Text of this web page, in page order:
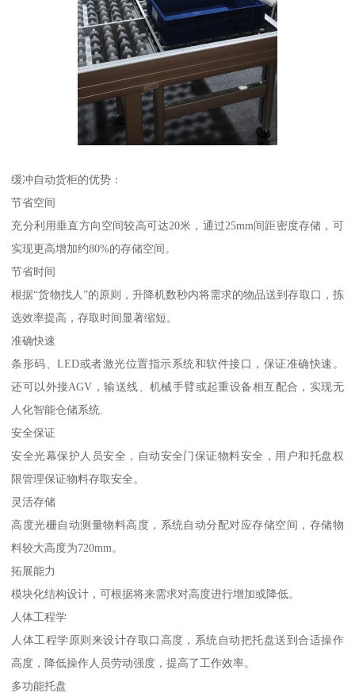
缓冲自动货柜的优势：
节省空间
充分利用垂直方向空间较高可达20米，通过25mm间距密度存储，可
实现更高增加约80%的存储空间。
节省时间
根据“货物找人”的原则，升降机数秒内将需求的物品送到存取口，拣
选效率提高，存取时间显著缩短。
准确快速
条形码、LED或者激光位置指示系统和软件接口，保证准确快速。
还可以外接AGV，输送线、机械手臂或起重设备相互配合，实现无
人化智能仓储系统.
安全保证
安全光幕保护人员安全，自动安全门保证物料安全，用户和托盘权
限管理保证物料存取安全。
灵活存储
高度光栅自动测量物料高度，系统自动分配对应存储空间，存储物
料较大高度为720mm。
拓展能力
模块化结构设计，可根据将来需求对高度进行增加或降低。
人体工程学
人体工程学原则来设计存取口高度，系统自动把托盘送到合适操作
高度，降低操作人员劳动强度，提高了工作效率。
多功能托盘